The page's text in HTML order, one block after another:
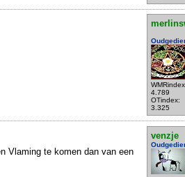
4.789
OTindex:
3.325
venzje
Vlaming te komen dan van een